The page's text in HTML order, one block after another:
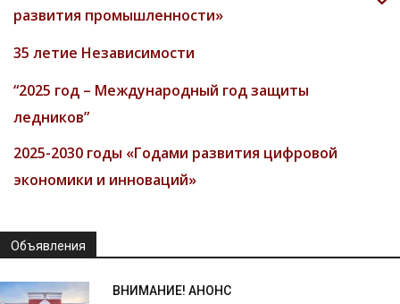
развития промышленности»
35 летие Независимости
“2025 год – Международный год защиты
ледников”
2025-2030 годы «Годами развития цифровой
экономики и инноваций»
Объявления
ВНИМАНИЕ! АНОНС